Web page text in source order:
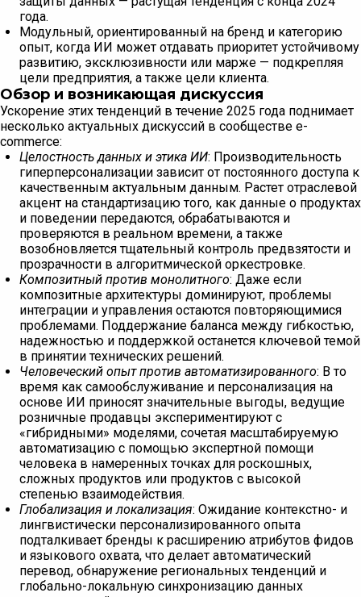
года.
Модульный, ориентированный на бренд и категорию
опыт, когда ИИ может отдавать приоритет устойчивому
развитию, эксклюзивности или марже — подкрепляя
цели предприятия, а также цели клиента.
Обзор и возникающая дискуссия
Ускорение этих тенденций в течение 2025 года поднимает
несколько актуальных дискуссий в сообществе e-
commerce:
Целостность данных и этика ИИ: Производительность
гиперперсонализации зависит от постоянного доступа к
качественным актуальным данным. Растет отраслевой
акцент на стандартизацию того, как данные о продуктах
и поведении передаются, обрабатываются и
проверяются в реальном времени, а также
возобновляется тщательный контроль предвзятости и
прозрачности в алгоритмической оркестровке.
Композитный против монолитного: Даже если
композитные архитектуры доминируют, проблемы
интеграции и управления остаются повторяющимися
проблемами. Поддержание баланса между гибкостью,
надежностью и поддержкой останется ключевой темой
в принятии технических решений.
Человеческий опыт против автоматизированного: В то
время как самообслуживание и персонализация на
основе ИИ приносят значительные выгоды, ведущие
розничные продавцы экспериментируют с
«гибридными» моделями, сочетая масштабируемую
автоматизацию с помощью экспертной помощи
человека в намеренных точках для роскошных,
сложных продуктов или продуктов с высокой
степенью взаимодействия.
Глобализация и локализация: Ожидание контекстно- и
лингвистически персонализированного опыта
подталкивает бренды к расширению атрибутов фидов
и языкового охвата, что делает автоматический
перевод, обнаружение региональных тенденций и
глобально-локальную синхронизацию данных